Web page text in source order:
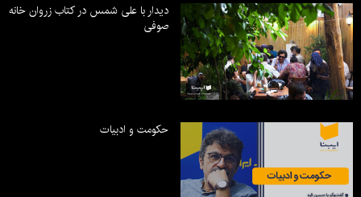
دیدار با علی شمس در کتاب زروان خانه
صوفی
حکومت و ادبیات